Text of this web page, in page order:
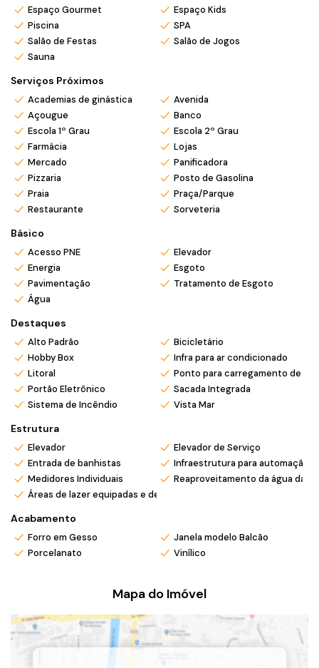
🏢 Condomínio com lazer para toda a família:
Piscina adulto e infantil
Sauna
Academia equipada
Salão de festas
Sala de jogos
Espaço Gourmet
Praça de fogo
🌟 Viva com exclusividade em um dos melhores
empreendimentos da região!
💬 Entre em contato agora e conheça as condições especiais
para adquirir seu novo lar na praia!
*Atendemos também em finais de semana e feriados com
pré agendamento.
*Ligue ou envie WhatsApp (47) 9 9705-6188. Siga nosso
Instagram @mar_negocios.imobiliarios
Espaço Gourmet
Espaço Kids
Piscina
SPA
Salão de Festas
Salão de Jogos
Sauna
Serviços Próximos
Academias de ginástica
Avenida
Açougue
Banco
Escola 1º Grau
Escola 2º Grau
Farmácia
Lojas
Mercado
Panificadora
Pizzaria
Posto de Gasolina
Praia
Praça/Parque
Restaurante
Sorveteria
Básico
Acesso PNE
Elevador
Energia
Esgoto
Pavimentação
Tratamento de Esgoto
Água
Destaques
Alto Padrão
Bicicletário
Hobby Box
Infra para ar condicionado
Litoral
Ponto para carregamento de
Portão Eletrônico
Sacada Integrada
Sistema de Incêndio
Vista Mar
Estrutura
Elevador
Elevador de Serviço
Entrada de banhistas
Infraestrutura para automação
Medidores Individuais
Reaproveitamento da água da
Áreas de lazer equipadas e decoradas
Acabamento
Forro em Gesso
Janela modelo Balcão
Porcelanato
Vinílico
Mapa do Imóvel